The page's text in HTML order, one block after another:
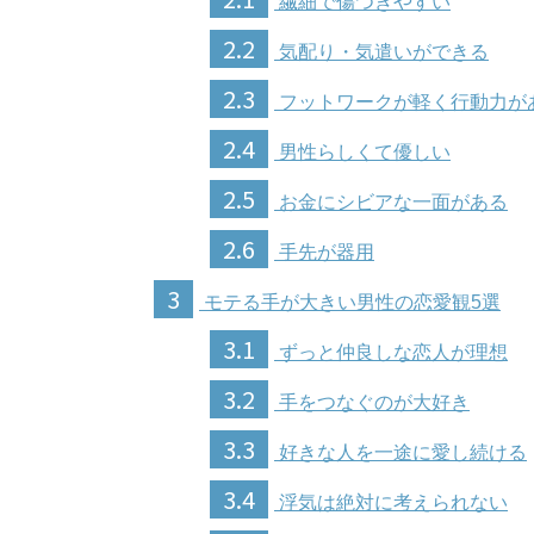
2.2 気配り・気遣いができる
2.3 フットワークが軽く行動力が
2.4 男性らしくて優しい
2.5 お金にシビアな一面がある
2.6 手先が器用
3 モテる手が大きい男性の恋愛観5選
3.1 ずっと仲良しな恋人が理想
3.2 手をつなぐのが大好き
3.3 好きな人を一途に愛し続ける
3.4 浮気は絶対に考えられない